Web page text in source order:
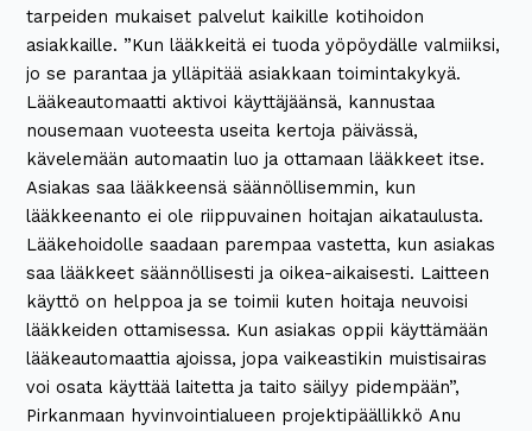
tarpeiden mukaiset palvelut kaikille kotihoidon
asiakkaille. ”Kun lääkkeitä ei tuoda yöpöydälle valmiiksi,
jo se parantaa ja ylläpitää asiakkaan toimintakykyä.
Lääkeautomaatti aktivoi käyttäjäänsä, kannustaa
nousemaan vuoteesta useita kertoja päivässä,
kävelemään automaatin luo ja ottamaan lääkkeet itse.
Asiakas saa lääkkeensä säännöllisemmin, kun
lääkkeenanto ei ole riippuvainen hoitajan aikataulusta.
Lääkehoidolle saadaan parempaa vastetta, kun asiakas
saa lääkkeet säännöllisesti ja oikea-aikaisesti. Laitteen
käyttö on helppoa ja se toimii kuten hoitaja neuvoisi
lääkkeiden ottamisessa. Kun asiakas oppii käyttämään
lääkeautomaattia ajoissa, jopa vaikeastikin muistisairas
voi osata käyttää laitetta ja taito säilyy pidempään”,
Pirkanmaan hyvinvointialueen projektipäällikkö Anu